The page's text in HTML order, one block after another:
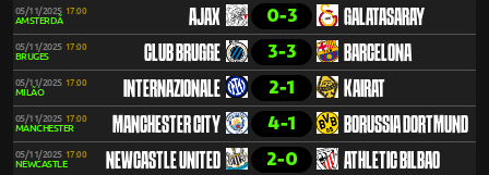
05/11/2025 17:00
AMSTERDÃ AJAX 0-3 GALATASARAY
05/11/2025 17:00
BRUGES CLUB BRUGGE 3-3 BARCELONA
05/11/2025 17:00
MILÃO INTERNAZIONALE 2-1 KAIRAT
05/11/2025 17:00
MANCHESTER MANCHESTER CITY 4-1 BORUSSIA DORTMUND
05/11/2025 17:00
NEWCASTLE NEWCASTLE UNITED 2-0 ATHLETIC BILBAO